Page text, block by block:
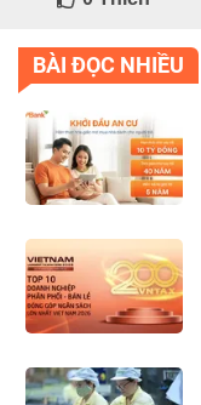
BÀI ĐỌC NHIỀU